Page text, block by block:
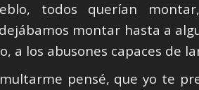
todos querían
montar hasta a
a los abusones capaces de
pensé, que yo te